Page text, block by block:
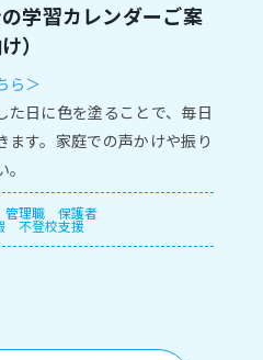
学習カレンダーご案
）
ら＞
た日に色を塗ることで、毎日
ます。家庭での声かけや振り
管理職 保護者
不登校支援